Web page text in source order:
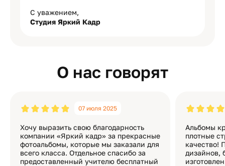
С уважением,
Студия Яркий Кадр
О нас говорят
07 июля 2025
Хочу выразить свою благодарность
компании «Яркий кадр» за прекрасные
фотоальбомы, которые мы заказали для
всего класса. Отдельное спасибо за
предоставленный учителю бесплатный
Альбомы
плотные
качество!
дизайнов,